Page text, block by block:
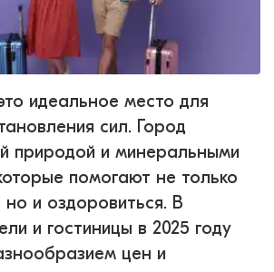
идеальное место для
сил. Город
природой и минеральными
помогают не только
но и оздоровиться. В
и гостиницы в 2025 году
цен и